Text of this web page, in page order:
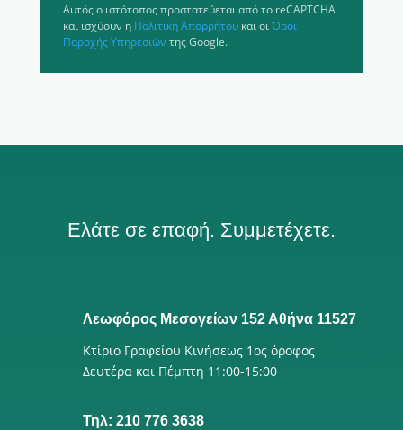
Αυτός ο ιστότοπος προστατεύεται από το reCAPTCHA
και ισχύουν η Πολιτική Απορρήτουκαι οιΌροι
Παροχής Υπηρεσιών της Google.
Ελάτε σε επαφή. Συμμετέχετε.
Λεωφόρος Μεσογείων 152 Αθήνα 11527
Κτίριο Γραφείου Κινήσεως 1ος όροφος
Δευτέρα και Πέμπτη 11:00-15:00
Τηλ: 210 776 3638